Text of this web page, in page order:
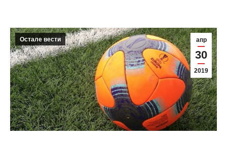
апр
30
2019
Остале вести